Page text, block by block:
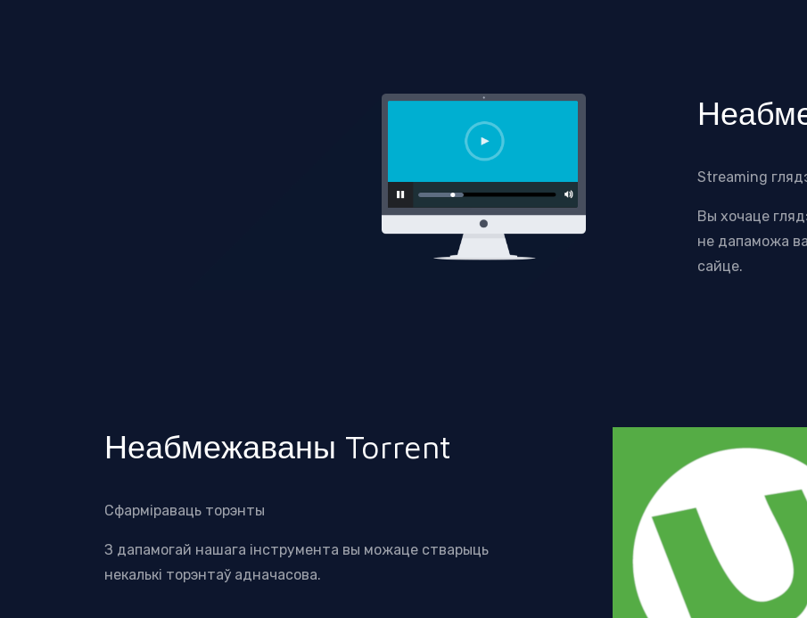
Streaming
Вы хочаце
не дапаможа
сайце.
Неабмежаваны Torrent
Сфарміраваць торэнты
З дапамогай нашага інструмента вы можаце стварыць
некалькі торэнтаў адначасова.